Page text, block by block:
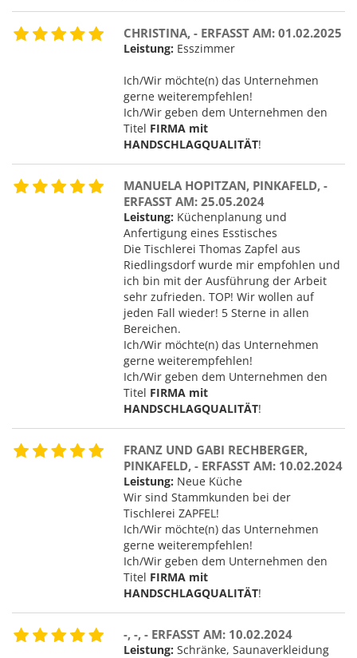
CHRISTINA, - ERFASST AM: 01.02.2025
Leistung: Esszimmer
Ich/Wir möchte(n) das Unternehmen
gerne weiterempfehlen!
Ich/Wir geben dem Unternehmen den
Titel FIRMA mit
HANDSCHLAGQUALITÄT!
MANUELA HOPITZAN, PINKAFELD, -
ERFASST AM: 25.05.2024
Leistung: Küchenplanung und
Anfertigung eines Esstisches
Die Tischlerei Thomas Zapfel aus
Riedlingsdorf wurde mir empfohlen und
ich bin mit der Ausführung der Arbeit
sehr zufrieden. TOP! Wir wollen auf
jeden Fall wieder! 5 Sterne in allen
Bereichen.
Ich/Wir möchte(n) das Unternehmen
gerne weiterempfehlen!
Ich/Wir geben dem Unternehmen den
Titel FIRMA mit
HANDSCHLAGQUALITÄT!
FRANZ UND GABI RECHBERGER,
PINKAFELD, - ERFASST AM: 10.02.2024
Leistung: Neue Küche
Wir sind Stammkunden bei der
Tischlerei ZAPFEL!
Ich/Wir möchte(n) das Unternehmen
gerne weiterempfehlen!
Ich/Wir geben dem Unternehmen den
Titel FIRMA mit
HANDSCHLAGQUALITÄT!
-, -, - ERFASST AM: 10.02.2024
Leistung: Schränke, Saunaverkleidung